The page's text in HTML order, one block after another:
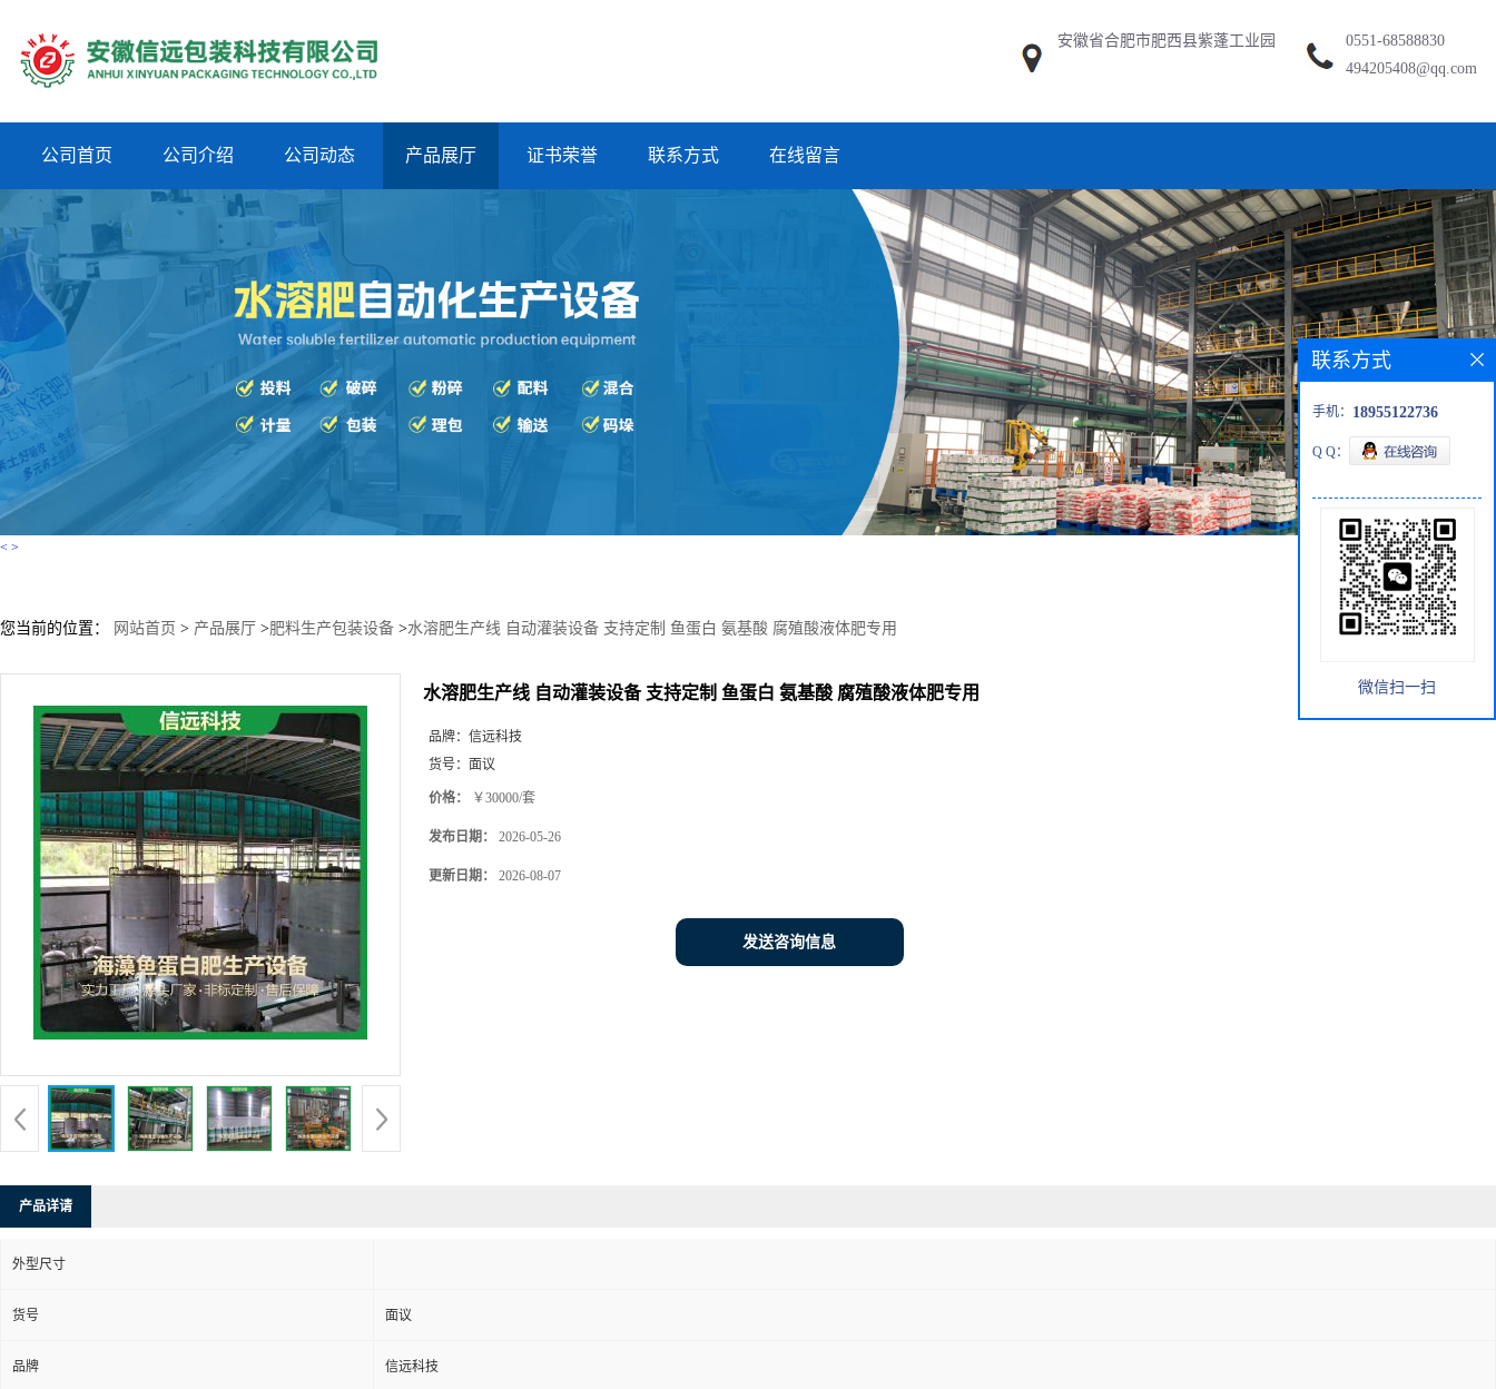
安徽省合肥市肥西县紫蓬工业园
0551-68588830
494205408@qq.com
公司首页 公司介绍 公司动态 产品展厅 证书荣誉 联系方式 在线留言
< >
您当前的位置： 网站首页 > 产品展厅 >肥料生产包装设备 >水溶肥生产线 自动灌装设备 支持定制 鱼蛋白 氨基酸 腐殖酸液体肥专用
水溶肥生产线 自动灌装设备 支持定制 鱼蛋白 氨基酸 腐殖酸液体肥专用
品牌： 信远科技
货号： 面议
价格： ￥30000/套
发布日期： 2026-05-26
更新日期： 2026-08-07
发送咨询信息
产品详请
外型尺寸
货号 面议
品牌 信远科技
联系方式
手机： 18955122736
Q Q：
微信扫一扫